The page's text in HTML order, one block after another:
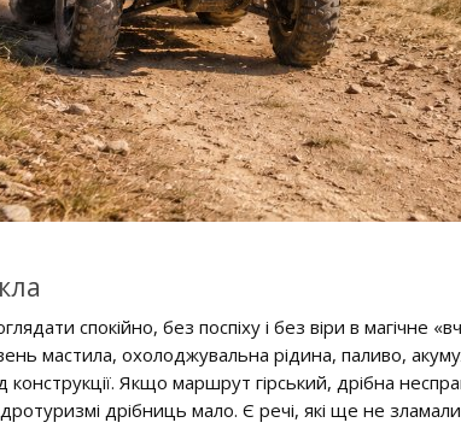
спокійно, без поспіху і без віри в
мастила, охолоджувальна рідина, паливо,
Якщо маршрут гірський, дрібна
дрібниць мало. Є речі, які ще не